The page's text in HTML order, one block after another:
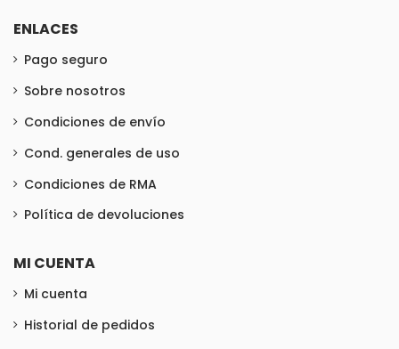
ENLACES
Pago seguro
Sobre nosotros
Condiciones de envío
Cond. generales de uso
Condiciones de RMA
Política de devoluciones
MI CUENTA
Mi cuenta
Historial de pedidos